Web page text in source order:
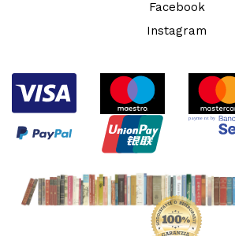
Facebook
Instagram